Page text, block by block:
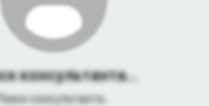
консультанта...
Поиск консультанта...